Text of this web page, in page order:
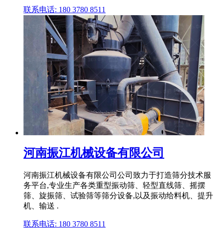
联系电话: 180 3780 8511
河南振江机械设备有限公司
河南振江机械设备有限公司公司致力于打造筛分技术服
务平台,专业生产各类重型振动筛、轻型直线筛、摇摆
筛、旋振筛、试验筛等筛分设备,以及振动给料机、提升
机、输送 .
联系电话: 180 3780 8511